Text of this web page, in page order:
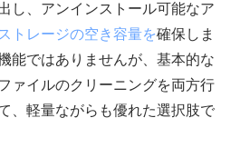
し、アンインストール可能なア
トレージの空き容量を確保しま
能ではありませんが、基本的な
ァイルのクリーニングを両方行
、軽量ながらも優れた選択肢で